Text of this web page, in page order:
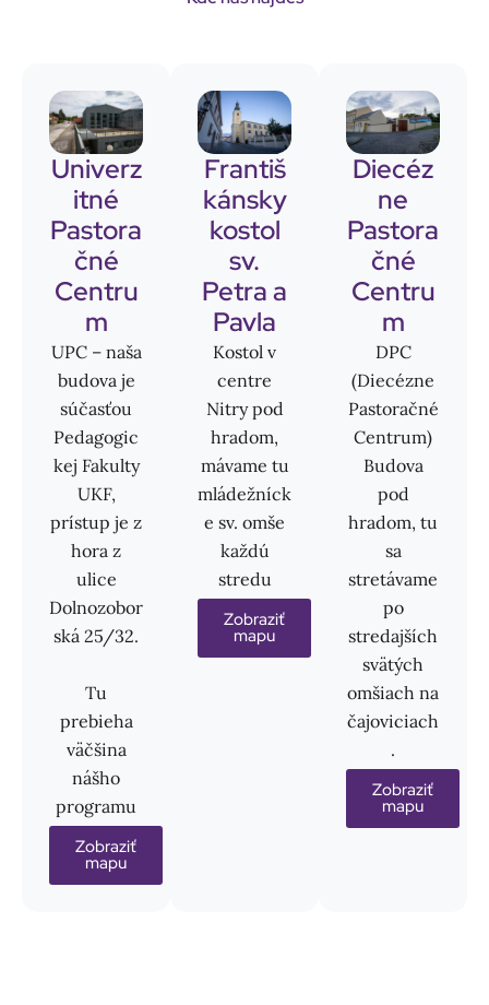
Univerz
itné
Pastora
čné
Centru
m
UPC – naša
budova je
súčasťou
Pedagogic
kej Fakulty
UKF,
prístup je z
hora z
ulice
Dolnozobor
ská 25/32.
Tu
prebieha
väčšina
nášho
programu
Zobraziť
mapu
Františ
kánsky
kostol
sv.
Petra a
Pavla
Kostol v
centre
Nitry pod
hradom,
mávame tu
mládežníck
e sv. omše
každú
stredu
Zobraziť
mapu
Diecéz
ne
Pastora
čné
Centru
m
DPC
(Diecézne
Pastoračné
Centrum)
Budova
pod
hradom, tu
sa
stretávame
po
stredajších
svätých
omšiach na
čajoviciach
.
Zobraziť
mapu